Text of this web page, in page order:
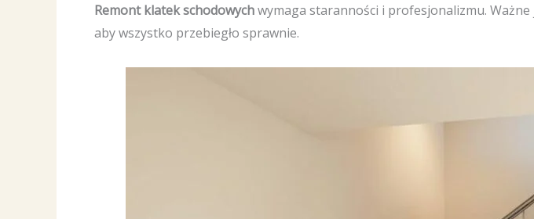
Remont klatek schodowychwymaga staranności i profesjonalizmu.
aby wszystko przebiegło sprawnie.